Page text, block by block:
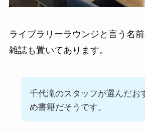
ライブラリーラウンジと言う名
雑誌も置いてあります。
千代滝のスタッフが選んだお
め書籍だそうです。